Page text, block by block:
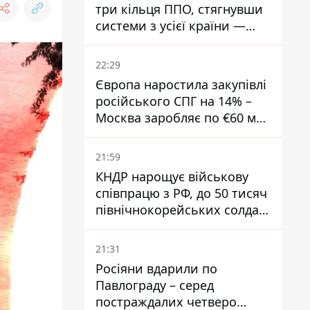
три кільця ППО, стягнувши
системи з усієї країни —
Зеленський
22:29
Європа наростила закупівлі
російського СПГ на 14% –
Москва заробляє по €60 млн
щодня
21:59
КНДР нарощує військову
співпрацю з РФ, до 50 тисяч
північнокорейських солдат
можуть прибути до Росії –
Зеленський
21:31
Росіяни вдарили по
Павлограду – серед
постраждалих четверо